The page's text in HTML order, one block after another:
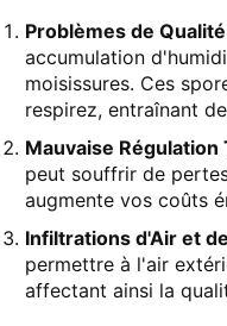
Problèmes de
accumulation
moisissures. Ces
respirez, entraînant
Mauvaise Régulation
peut souffrir de
augmente vos coûts
Infiltrations d'Air et
permettre à l'air
affectant ainsi la